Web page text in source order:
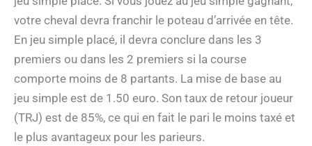
votre cheval devra franchir le poteau d’arrivée en tête.
En jeu simple placé, il devra conclure dans les 3
premiers ou dans les 2 premiers si la course
comporte moins de 8 partants. La mise de base au
jeu simple est de 1.50 euro. Son taux de retour joueur
(TRJ) est de 85%, ce qui en fait le pari le moins taxé et
le plus avantageux pour les parieurs.